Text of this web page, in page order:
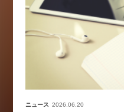
ニュース 2026.06.20